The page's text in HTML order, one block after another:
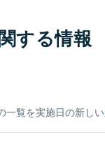
する情報
覧を実施日の新しい